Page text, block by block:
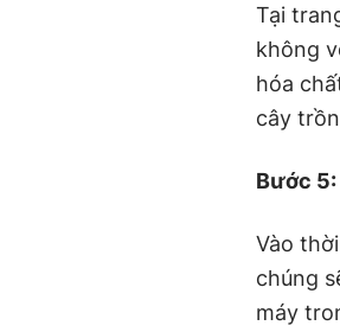
Tại
không
hóa
cây
Bước
Vào
chúng
máy